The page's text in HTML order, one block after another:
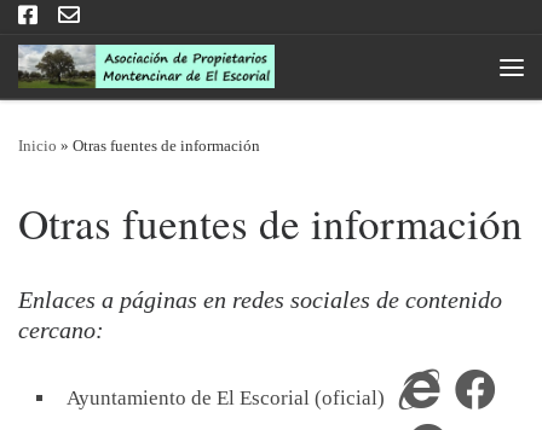
Inicio » Otras fuentes de información
Otras fuentes de información
Enlaces a páginas en redes sociales de contenido
cercano:
Ayuntamiento de El Escorial (oficial)